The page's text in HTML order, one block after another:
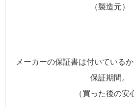
（製造元）
メーカーの保証書は付いている
保証期間。
（買った後の安